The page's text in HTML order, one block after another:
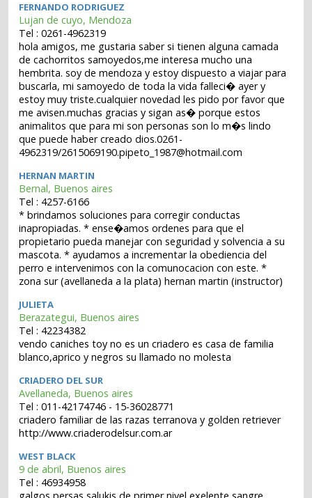
FERNANDO RODRIGUEZ
Lujan de cuyo, Mendoza
Tel : 0261-4962319
hola amigos, me gustaria saber si tienen alguna camada
de cachorritos samoyedos,me interesa mucho una
hembrita. soy de mendoza y estoy dispuesto a viajar para
buscarla, mi samoyedo de toda la vida falleci� ayer y
estoy muy triste.cualquier novedad les pido por favor que
me avisen.muchas gracias y sigan as� porque estos
animalitos que para mi son personas son lo m�s lindo
que puede haber creado dios.0261-
4962319/2615069190.pipeto_1987@hotmail.com
HERNAN MARTIN
Bernal, Buenos aires
Tel : 4257-6166
* brindamos soluciones para corregir conductas
inapropiadas. * ense�amos ordenes para que el
propietario pueda manejar con seguridad y solvencia a su
mascota. * ayudamos a incrementar la obediencia del
perro e intervenimos con la comunocacion con este. *
zona sur (avellaneda a la plata) hernan martin (instructor)
JULIETA
Berazategui, Buenos aires
Tel : 42234382
vendo caniches toy no es un criadero es casa de familia
blanco,aprico y negros su llamado no molesta
CRIADERO DEL SUR
Avellaneda, Buenos aires
Tel : 011-42174746 - 15-36028771
criadero familiar de las razas terranova y golden retriever
http://www.criaderodelsur.com.ar
WEST BLACK
9 de abril, Buenos aires
Tel : 46934958